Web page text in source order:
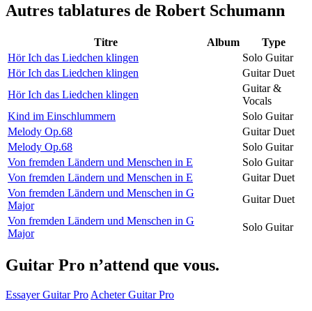
Autres tablatures de Robert Schumann
Titre Album
Type
Hör Ich das Liedchen klingen
Solo Guitar
Hör Ich das Liedchen klingen
Guitar Duet
Hör Ich das Liedchen klingen
Guitar &
Vocals
Kind im Einschlummern
Solo Guitar
Melody Op.68
Guitar Duet
Melody Op.68
Solo Guitar
Von fremden Ländern und Menschen in E
Solo Guitar
Von fremden Ländern und Menschen in E
Guitar Duet
Von fremden Ländern und Menschen in G
Major
Guitar Duet
Von fremden Ländern und Menschen in G
Major
Solo Guitar
Guitar Pro n’attend que vous.
Essayer Guitar Pro Acheter Guitar Pro